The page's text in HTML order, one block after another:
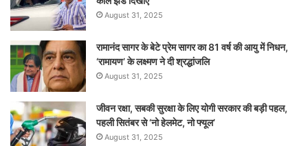
August 31, 2025
रामानंद सागर के बेटे प्रेम सागर का 81 वर्ष की आयु में निधन,
‘रामायण’ के लक्ष्मण ने दी श्रद्धांजलि
August 31, 2025
जीवन रक्षा, सबकी सुरक्षा के लिए योगी सरकार की बड़ी पहल,
पहली सितंबर से ‘नो हेलमेट, नो फ्यूल’
August 31, 2025